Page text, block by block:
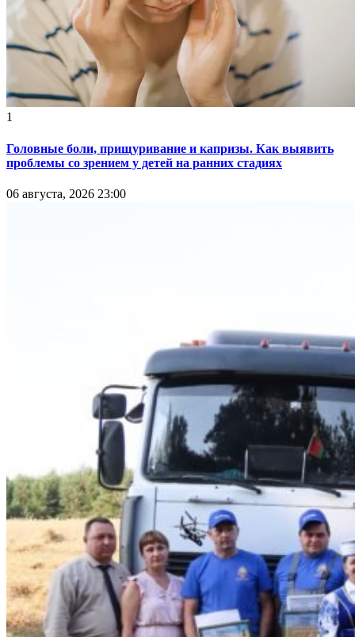
1
Головные боли, прищуривание и капризы. Как выявить
проблемы со зрением у детей на ранних стадиях
06 августа, 2026 23:00